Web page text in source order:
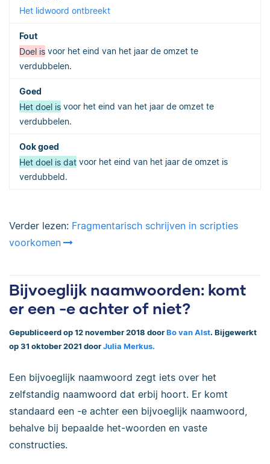
Het lidwoord ontbreekt
Doel is voor het eind van het jaar de omzet te
verdubbelen.
Het doel is voor het eind van het jaar de omzet te
verdubbelen.
Het doel is dat voor het eind van het jaar de omzet is
verdubbeld.
Verder lezen: Fragmentarisch schrijven in scripties
voorkomen
Bijvoeglijk naamwoorden: komt
er een -e achter of niet?
Gepubliceerd op 12 november 2018 door Bo van Alst. Bijgewerkt
op 31 oktober 2021 door Julia Merkus.
Een bijvoeglijk naamwoord zegt iets over het
zelfstandig naamwoord dat erbij hoort. Er komt
standaard een -e achter een bijvoeglijk naamwoord,
behalve bij bepaalde het-woorden en vaste
constructies.